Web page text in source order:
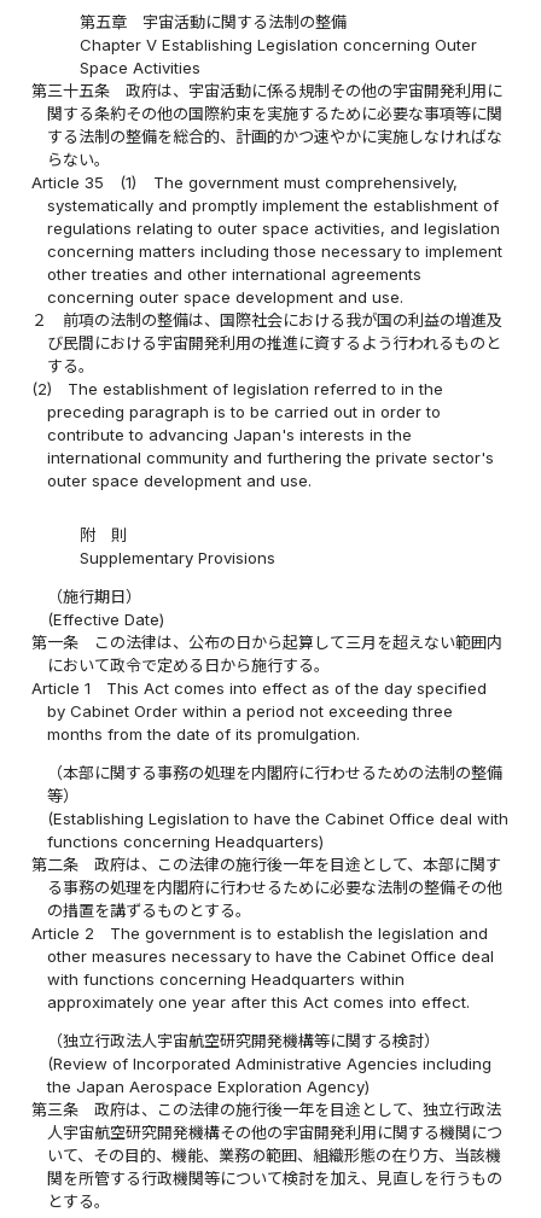
第五章 宇宙活動に関する法制の整備
Chapter V Establishing Legislation concerning Outer
Space Activities
第三十五条
政府は、宇宙活動に係る規制その他の宇宙開発利用に
関する条約その他の国際約束を実施するために必要な事項等に関
する法制の整備を総合的、計画的かつ速やかに実施しなければな
らない。
Article 35
(1)
The government must comprehensively,
systematically and promptly implement the establishment of
regulations relating to outer space activities, and legislation
concerning matters including those necessary to implement
other treaties and other international agreements
concerning outer space development and use.
２
前項の法制の整備は、国際社会における我が国の利益の増進及
び民間における宇宙開発利用の推進に資するよう行われるものと
する。
(2)
The establishment of legislation referred to in the
preceding paragraph is to be carried out in order to
contribute to advancing Japan's interests in the
international community and furthering the private sector's
outer space development and use.
附 則
Supplementary Provisions
（施行期日）
(Effective Date)
第一条
この法律は、公布の日から起算して三月を超えない範囲内
において政令で定める日から施行する。
Article 1
This Act comes into effect as of the day specified
by Cabinet Order within a period not exceeding three
months from the date of its promulgation.
（本部に関する事務の処理を内閣府に行わせるための法制の整備
等）
(Establishing Legislation to have the Cabinet Office deal with
functions concerning Headquarters)
第二条
政府は、この法律の施行後一年を目途として、本部に関す
る事務の処理を内閣府に行わせるために必要な法制の整備その他
の措置を講ずるものとする。
Article 2
The government is to establish the legislation and
other measures necessary to have the Cabinet Office deal
with functions concerning Headquarters within
approximately one year after this Act comes into effect.
（独立行政法人宇宙航空研究開発機構等に関する検討）
(Review of Incorporated Administrative Agencies including
the Japan Aerospace Exploration Agency)
第三条
政府は、この法律の施行後一年を目途として、独立行政法
人宇宙航空研究開発機構その他の宇宙開発利用に関する機関につ
いて、その目的、機能、業務の範囲、組織形態の在り方、当該機
関を所管する行政機関等について検討を加え、見直しを行うもの
とする。